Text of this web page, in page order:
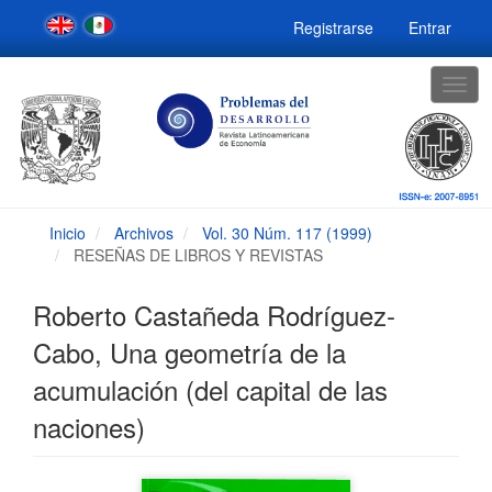
Navegación
principal
Contenido
Barra
lateral
Registrarse Entrar
Inicio Archivos
Vol. 30 Núm. 117 (1999)
RESEÑAS DE LIBROS Y REVISTAS
Roberto Castañeda Rodríguez-
Cabo, Una geometría de la
acumulación (del capital de las
naciones)